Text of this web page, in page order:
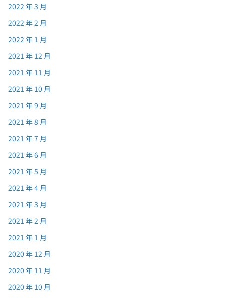
2022 年 3 月
2022 年 2 月
2022 年 1 月
2021 年 12 月
2021 年 11 月
2021 年 10 月
2021 年 9 月
2021 年 8 月
2021 年 7 月
2021 年 6 月
2021 年 5 月
2021 年 4 月
2021 年 3 月
2021 年 2 月
2021 年 1 月
2020 年 12 月
2020 年 11 月
2020 年 10 月